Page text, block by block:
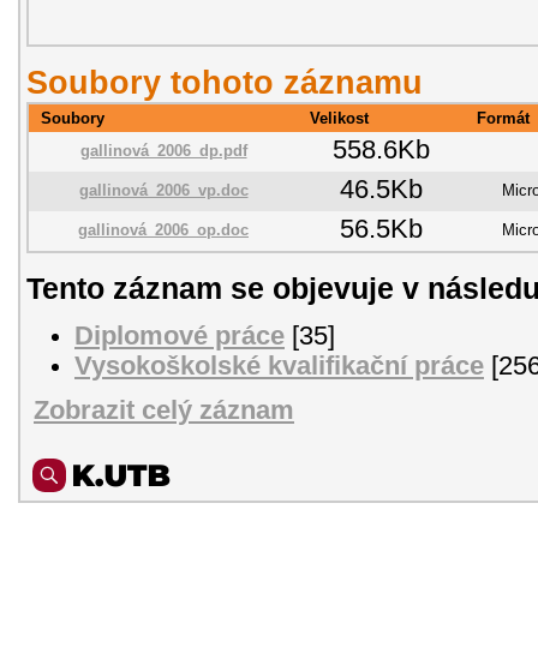
Soubory tohoto záznamu
Soubory Velikost
Formát
gallinová_2006_dp.pdf
558.6Kb
gallinová_2006_vp.doc 46.5Kb
gallinová_2006_op.doc 56.5Kb
Tento záznam se objevuje v
Diplomové práce [35]
Vysokoškolské kvalifikační práce
Zobrazit celý záznam